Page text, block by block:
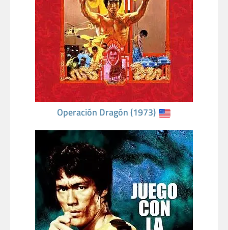
Operación Dragón (1973)